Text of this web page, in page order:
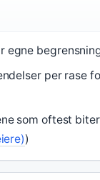
egne
per rase
som oftest
)